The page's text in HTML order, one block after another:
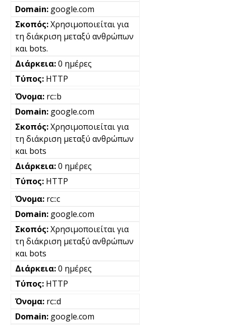
google.com
Χρησιμοποιείται για
τη διάκριση μεταξύ ανθρώπων
και bots.
0 ημέρες
HTTP
rc::b
google.com
Χρησιμοποιείται για
τη διάκριση μεταξύ ανθρώπων
και bots
0 ημέρες
HTTP
rc::c
google.com
Χρησιμοποιείται για
τη διάκριση μεταξύ ανθρώπων
και bots
0 ημέρες
HTTP
rc::d
google.com